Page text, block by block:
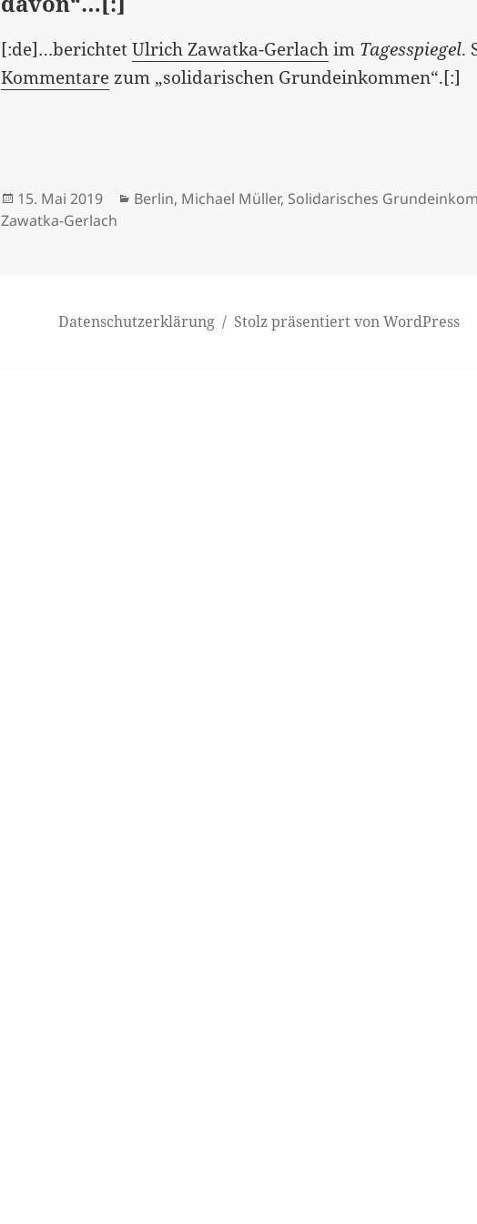
[:de]…berichtetUlrich Zawatka-Gerlachim Tagesspiegel.
Kommentarezum „solidarischen Grundeinkommen“.[:]
Veröffentlicht
am
15. Mai 2019 Kategorien
Berlin, Michael Müller, Solidarisches
Zawatka-Gerlach
Datenschutzerklärung Stolz präsentiert von WordPress